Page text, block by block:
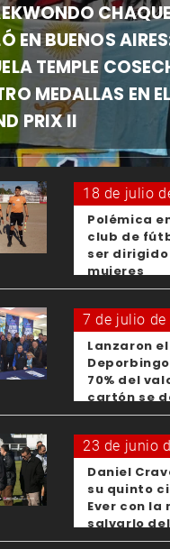
EN BUENOS
TEMPLE
MEDALLAS EN
PRIX II
18 de julio
Polémica
club de
ser
mujeres
7 de julio de
Lanzaron el
70% del
cartón se
para los
23 de junio
Daniel
su quinto
Ever con la
salvarlo